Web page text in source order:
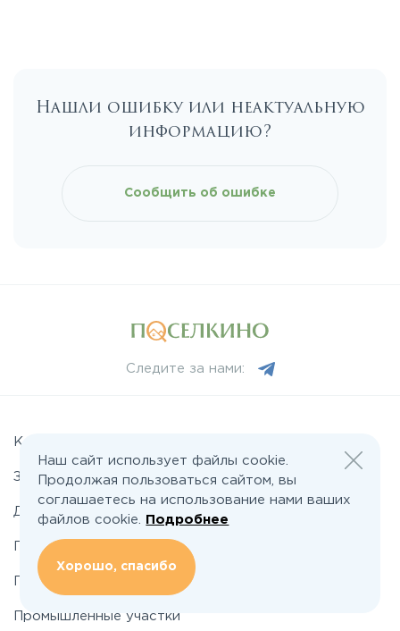
Каширское
Носовихинское
Нашли ошибку или неактуальную
информацию?
Сообщить об ошибке
Следите за нами:
Коттеджные поселки
Земельные участки
Дома
Подряды домов
Промышленные поселки
Промышленные участки
Наш сайт использует файлы cookie.
Продолжая пользоваться сайтом, вы
соглашаетесь на использование нами ваших
файлов cookie.
Подробнее
Хорошо, спасибо